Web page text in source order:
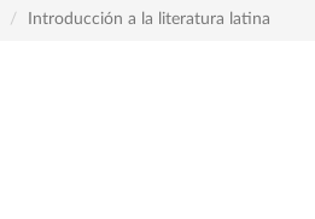
Introducción a la literatura latina